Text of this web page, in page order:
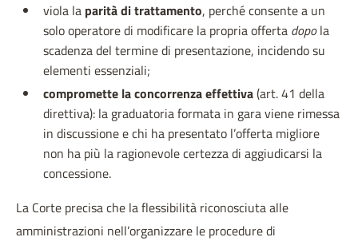
viola la parità di trattamento, perché consente a un
solo operatore di modificare la propria offerta dopola
scadenza del termine di presentazione, incidendo su
elementi essenziali;
compromette la concorrenza effettiva(art. 41 della
direttiva): la graduatoria formata in gara viene rimessa
in discussione e chi ha presentato l’offerta migliore
non ha più la ragionevole certezza di aggiudicarsi la
concessione.
La Corte precisa che la flessibilità riconosciuta alle
amministrazioni nell’organizzare le procedure di